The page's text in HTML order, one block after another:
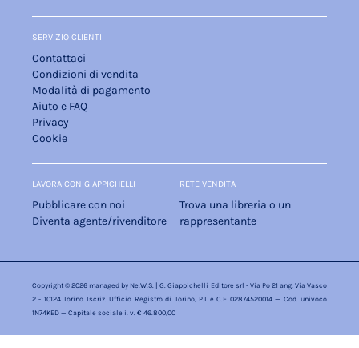
SERVIZIO CLIENTI
Contattaci
Condizioni di vendita
Modalità di pagamento
Aiuto e FAQ
Privacy
Cookie
LAVORA CON GIAPPICHELLI
Pubblicare con noi
Diventa agente/rivenditore
RETE VENDITA
Trova una libreria o un
rappresentante
Copyright © 2026 managed by Ne.W.S. | G. Giappichelli Editore srl - Via Po 21 ang. Via Vasco
2 - 10124 Torino Iscriz. Ufficio Registro di Torino, P.I e C.F 02874520014 — Cod. univoco
1N74KED — Capitale sociale i. v. € 46.800,00